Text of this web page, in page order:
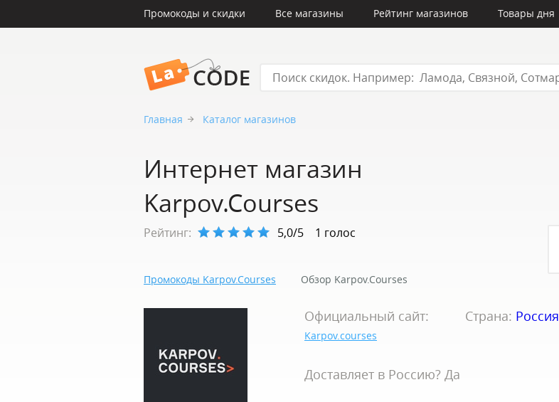
Промокоды и скидки Все магазины Рейтинг магазинов Товары дня
Главная Каталог магазинов
Интернет магазин
Karpov.Courses
Рейтинг: 5,0/5 1 голос
Промокоды Karpov.Courses Обзор Karpov.Courses
Официальный сайт:
Karpov.courses
Доставляет в Россию? Да
Страна: Россия